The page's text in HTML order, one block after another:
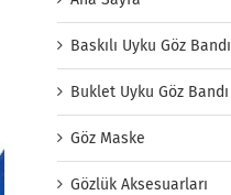
Baskılı Uyku Göz Bandı
Buklet Uyku Göz Bandı
Göz Maske
Gözlük Aksesuarları